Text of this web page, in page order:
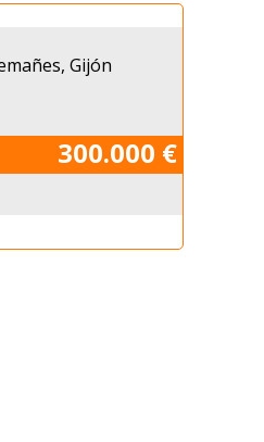
Gijón
300.000 €